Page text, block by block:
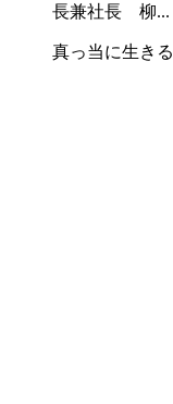
長兼社長 柳...
真っ当に生きる